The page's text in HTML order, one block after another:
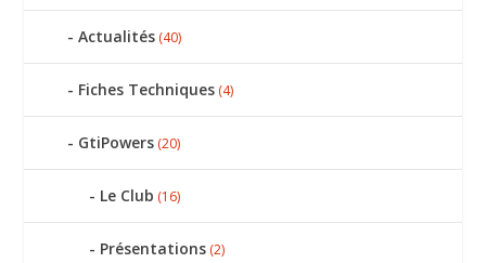
Actualités (40)
Fiches Techniques (4)
GtiPowers (20)
Le Club (16)
Présentations (2)